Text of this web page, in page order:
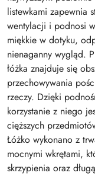
listewkami zapewnia
wentylacji i podnosi
miękkie w dotyku,
nienaganny wygląd.
łóżka znajduje się
przechowywania
rzeczy. Dzięki
korzystanie z niego
cięższych
Łóżko wykonano z
mocnymi wkrętami,
skrzypienia oraz